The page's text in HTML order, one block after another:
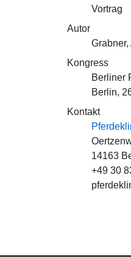
Vortrag
Autor
Grabner,
Kongress
Berliner
Berlin,
Kontakt
14163
+49 30